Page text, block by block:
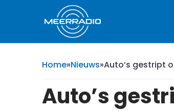
Home»Nieuws»Auto’s gestript
Auto’s